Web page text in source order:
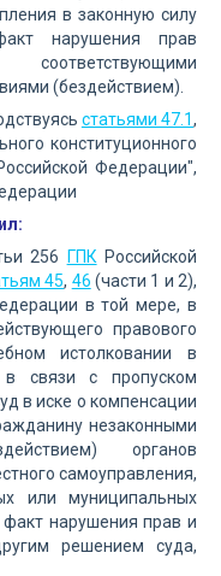
в законную силу
нарушения прав
(бездействием).
статьями 47.1,
конституционного
Федерации",
256
ГПК Российской
45, 46 (части 1 и 2),
в той мере, в
правового
истолковании в
в связи с пропуском
в иске о компенсации
незаконными
органов
самоуправления,
или муниципальных
нарушения прав и
решением суда,